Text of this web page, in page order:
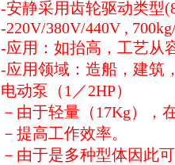
-安静采用齿轮驱动类型
-220V/380V/440V ,
-应用：如抬高，工艺从
-应用领域：造船，建筑
电动泵（1／2HP）
－由于轻量（17Kg），
－提高工作效率。
－由于是多种型体因此